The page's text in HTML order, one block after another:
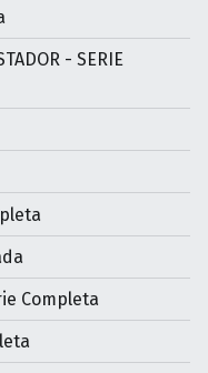
- SERIE
Completa